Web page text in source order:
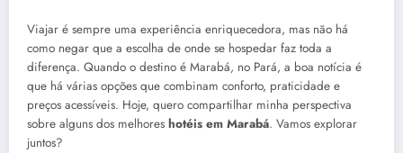
Viajar é sempre uma experiência enriquecedora, mas não há
como negar que a escolha de onde se hospedar faz toda a
diferença. Quando o destino é Marabá, no Pará, a boa notícia é
que há várias opções que combinam conforto, praticidade e
preços acessíveis. Hoje, quero compartilhar minha perspectiva
sobre alguns dos melhores hotéis em Marabá. Vamos explorar
juntos?